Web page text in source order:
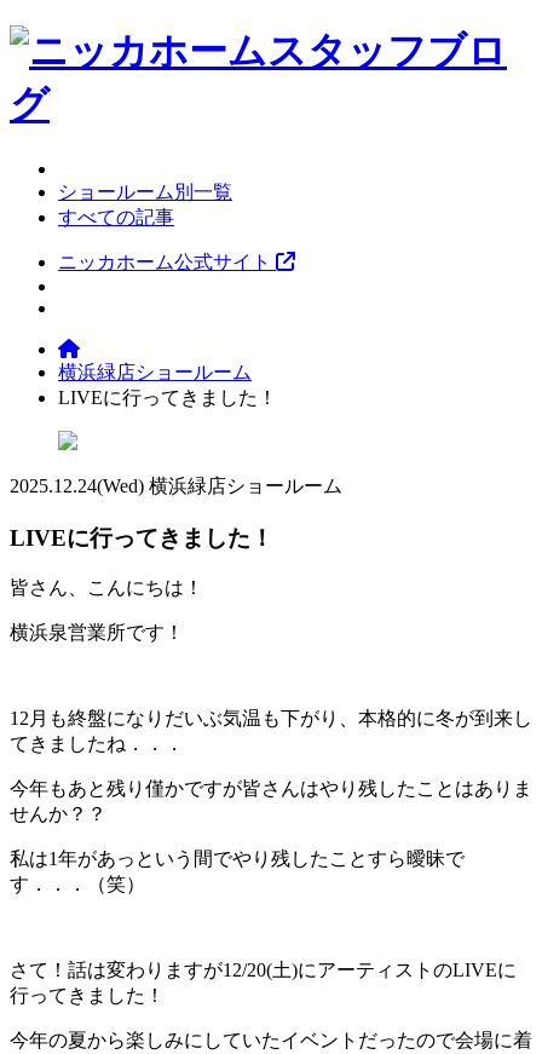
ショールーム別一覧
すべての記事
ニッカホーム公式サイト
横浜緑店ショールーム
LIVEに行ってきました！
2025.12.24(Wed) 横浜緑店ショールーム
LIVEに行ってきました！
皆さん、こんにちは！
横浜泉営業所です！
12月も終盤になりだいぶ気温も下がり、本格的に冬が到来し
てきましたね．．．
今年もあと残り僅かですが皆さんはやり残したことはありま
せんか？？
私は1年があっという間でやり残したことすら曖昧で
す．．．（笑）
さて！話は変わりますが12/20(土)にアーティストのLIVEに
行ってきました！
今年の夏から楽しみにしていたイベントだったので会場に着